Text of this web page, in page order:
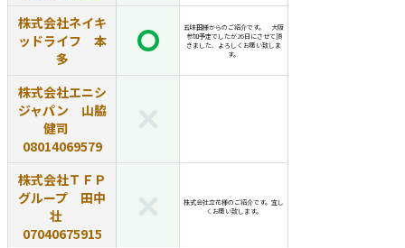
株式会社ネイキ
ッドライフ 本
多
五味田様からのご紹介です。 大阪
参加予定でしたが26日にさせて頂
きました、よろしくお願い致しま
す。
株式会社エニシ
ジャパン 山脇
健司
08014069579
株式会社ＴＦＰ
グループ 田中
壮
07040675915
株式会社立花様のご紹介です。宜し
くお願い致します。